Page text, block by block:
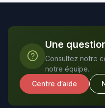
Une
Consultez notre
notre équipe.
Centre d’aide